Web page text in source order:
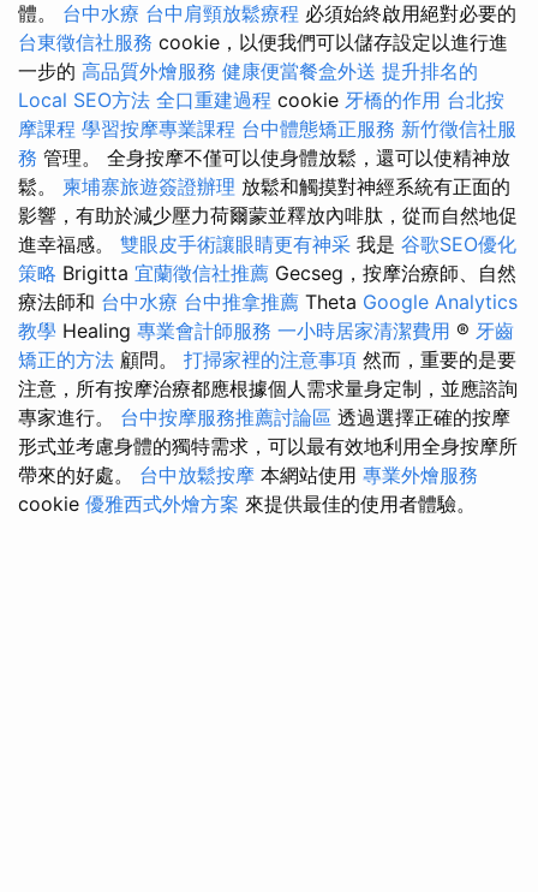
體。 台中水療 台中肩頸放鬆療程 必須始終啟用絕對必要的
台東徵信社服務 cookie，以便我們可以儲存設定以進行進
一步的 高品質外燴服務 健康便當餐盒外送 提升排名的
Local SEO方法 全口重建過程 cookie 牙橋的作用 台北按
摩課程 學習按摩專業課程 台中體態矯正服務 新竹徵信社服
務 管理。 全身按摩不僅可以使身體放鬆，還可以使精神放
鬆。 柬埔寨旅遊簽證辦理 放鬆和觸摸對神經系統有正面的
影響，有助於減少壓力荷爾蒙並釋放內啡肽，從而自然地促
進幸福感。 雙眼皮手術讓眼睛更有神采 我是 谷歌SEO優化
策略 Brigitta 宜蘭徵信社推薦 Gecseg，按摩治療師、自然
療法師和 台中水療 台中推拿推薦 Theta Google Analytics
教學 Healing 專業會計師服務 一小時居家清潔費用 ® 牙齒
矯正的方法 顧問。 打掃家裡的注意事項 然而，重要的是要
注意，所有按摩治療都應根據個人需求量身定制，並應諮詢
專家進行。 台中按摩服務推薦討論區 透過選擇正確的按摩
形式並考慮身體的獨特需求，可以最有效地利用全身按摩所
帶來的好處。 台中放鬆按摩 本網站使用 專業外燴服務
cookie 優雅西式外燴方案 來提供最佳的使用者體驗。